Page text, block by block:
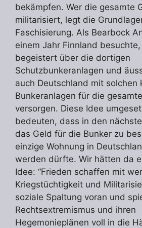
bekämpfen. Wer die gesamte
militarisiert, legt die
Faschisierung. Als Bearbock
einem Jahr Finnland
begeistert über die dortigen
Schutzbunkeranlagen und
auch Deutschland mit solchen
Bunkeranlagen für die
versorgen. Diese Idee
bedeuten, dass in den
das Geld für die Bunker zu
einzige Wohnung in
werden dürfte. Wir hätten da
Idee: “Frieden schaffen mit
Kriegstüchtigkeit und
soziale Spaltung voran und
Rechtsextremismus und ihren
Hegemonieplänen voll in die